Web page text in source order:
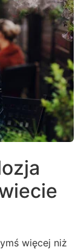
więcej niż